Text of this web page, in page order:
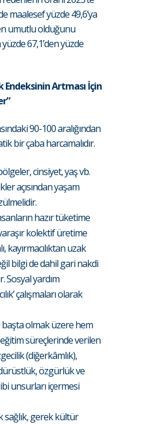
maalesef yüzde 49,6’ya
umutlu olduğunu
67,1’den yüzde
Endeksinin Artması İçin
90-100 aralığından
bir çaba harcamalıdır.
cinsiyet, yaş vb.
açısından yaşam
hazır tüketime
kolektif üretime
kayırmacılıktan uzak
bilgi de dahil gari nakdi
Sosyal yardım
çalışmaları olarak
olmak üzere hem
süreçlerinde verilen
(diğerkâmlık),
dürüstlük, özgürlük ve
unsurları içermesi
sağlık, gerek kültür